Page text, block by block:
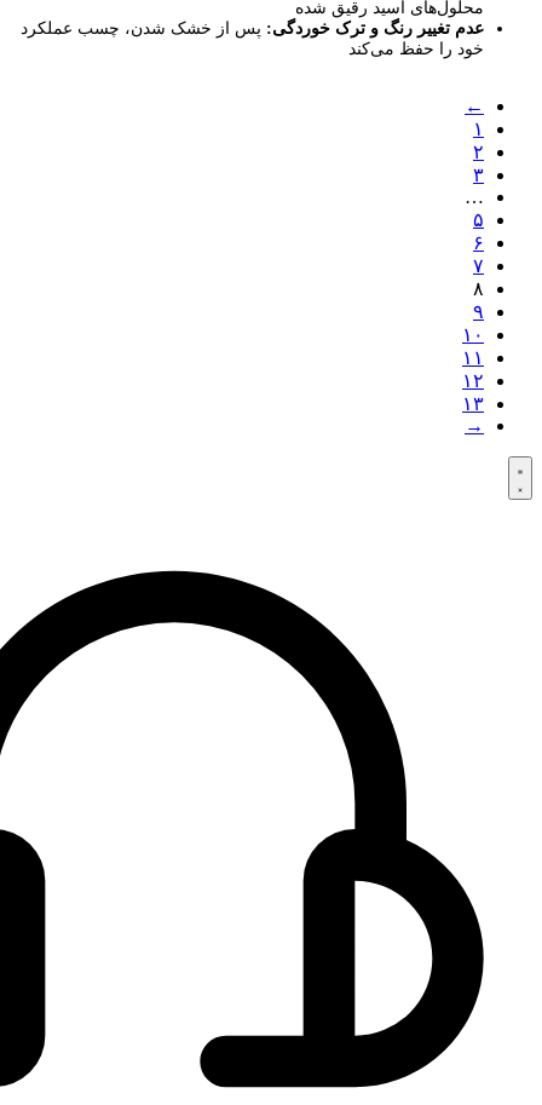
محلول‌های اسید رقیق شده
عدم تغییر رنگ و ترک خوردگی: پس از خشک شدن، چسب عملکرد
خود را حفظ می‌کند
←
۱
۲
۳
…
۵
۶
۷
۸
۹
۱۰
۱۱
۱۲
۱۳
→